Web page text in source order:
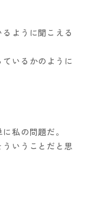
ように聞こえる
いるかのように
私の問題だ。
いうことだと思